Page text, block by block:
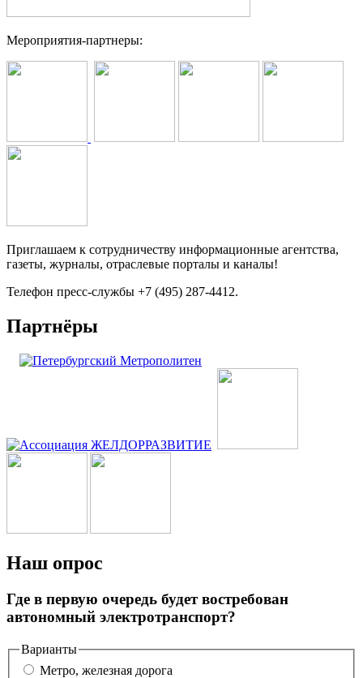
Мероприятия-партнеры:
Приглашаем к сотрудничеству информационные агентства,
газеты, журналы, отраслевые порталы и каналы!
Телефон пресс-службы +7 (495) 287-4412.
Партнёры
Наш опрос
Где в первую очередь будет востребован
автономный электротранспорт?
Варианты
Метро, железная дорога